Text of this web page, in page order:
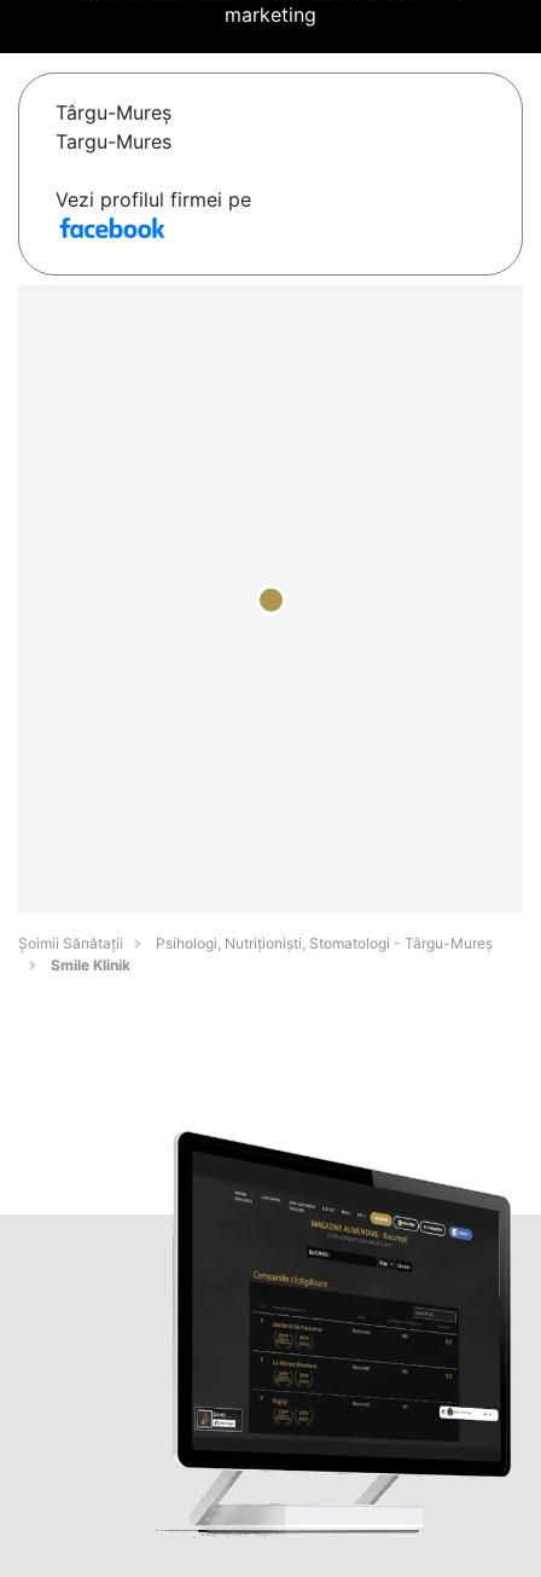
marketing
Târgu-Mureş
Targu-Mures
Vezi profilul firmei pe
Şoimii Sănătații
Psihologi, Nutriționiști, Stomatologi - Târgu-Mureş
Smile Klinik